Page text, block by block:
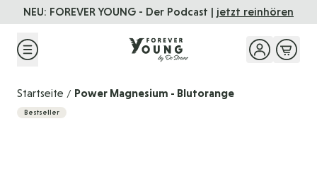
Direkt zum Inhalt
YOUNG - Der Podcast |jetzt reinhören FOREVER
Startseite / Power Magnesium - Blutorange
Bestseller